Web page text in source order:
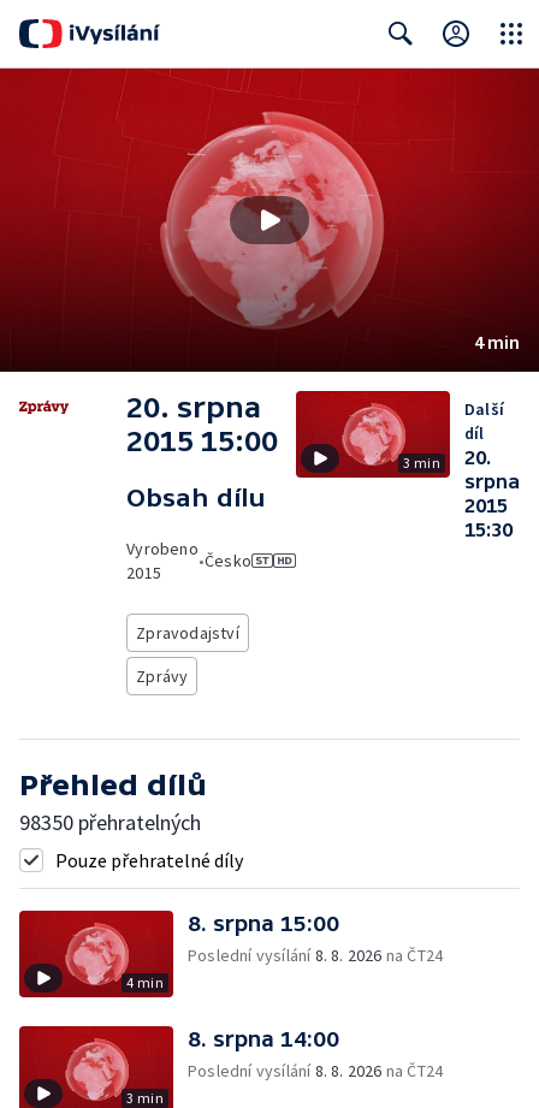
4 min
20. srpna
2015 15:00
Obsah dílu
Vyrobeno
2015
•Česko
Zpravodajství
Zprávy
3 min
Další
díl
20.
srpna
2015
15:30
Přehled dílů
98350 přehratelných
Pouze přehratelné díly
4 min
8. srpna 15:00
Poslední vysílání8. 8. 2026 na ČT24
3 min
8. srpna 14:00
Poslední vysílání8. 8. 2026 na ČT24